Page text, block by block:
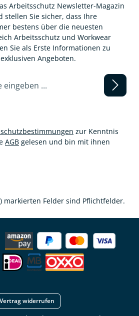
Arbeitsschutz Newsletter-Magazin
Sie sicher, dass Ihre
bestens über die neuesten
Arbeitsschutz und Workwear
Sie als Erste Informationen zu
Angeboten.
zur Kenntnis
AGB gelesen und bin mit ihnen
markierten Felder sind Pflichtfelder.
Vertrag widerrufen